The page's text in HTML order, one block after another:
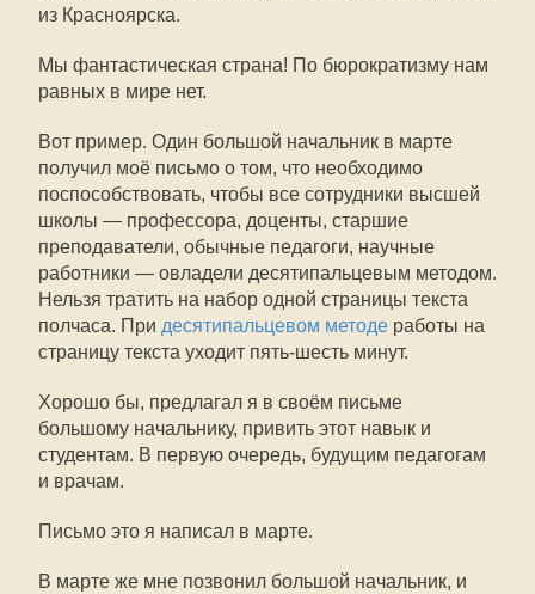
из Красноярска.
Мы фантастическая страна! По бюрократизму нам
равных в мире нет.
Вот пример. Один большой начальник в марте
получил моё письмо о том, что необходимо
поспособствовать, чтобы все сотрудники высшей
школы — профессора, доценты, старшие
преподаватели, обычные педагоги, научные
работники — овладели десятипальцевым методом.
Нельзя тратить на набор одной страницы текста
полчаса. При десятипальцевом методе работы на
страницу текста уходит пять-шесть минут.
Хорошо бы, предлагал я в своём письме
большому начальнику, привить этот навык и
студентам. В первую очередь, будущим педагогам
и врачам.
Письмо это я написал в марте.
В марте же мне позвонил большой начальник, и